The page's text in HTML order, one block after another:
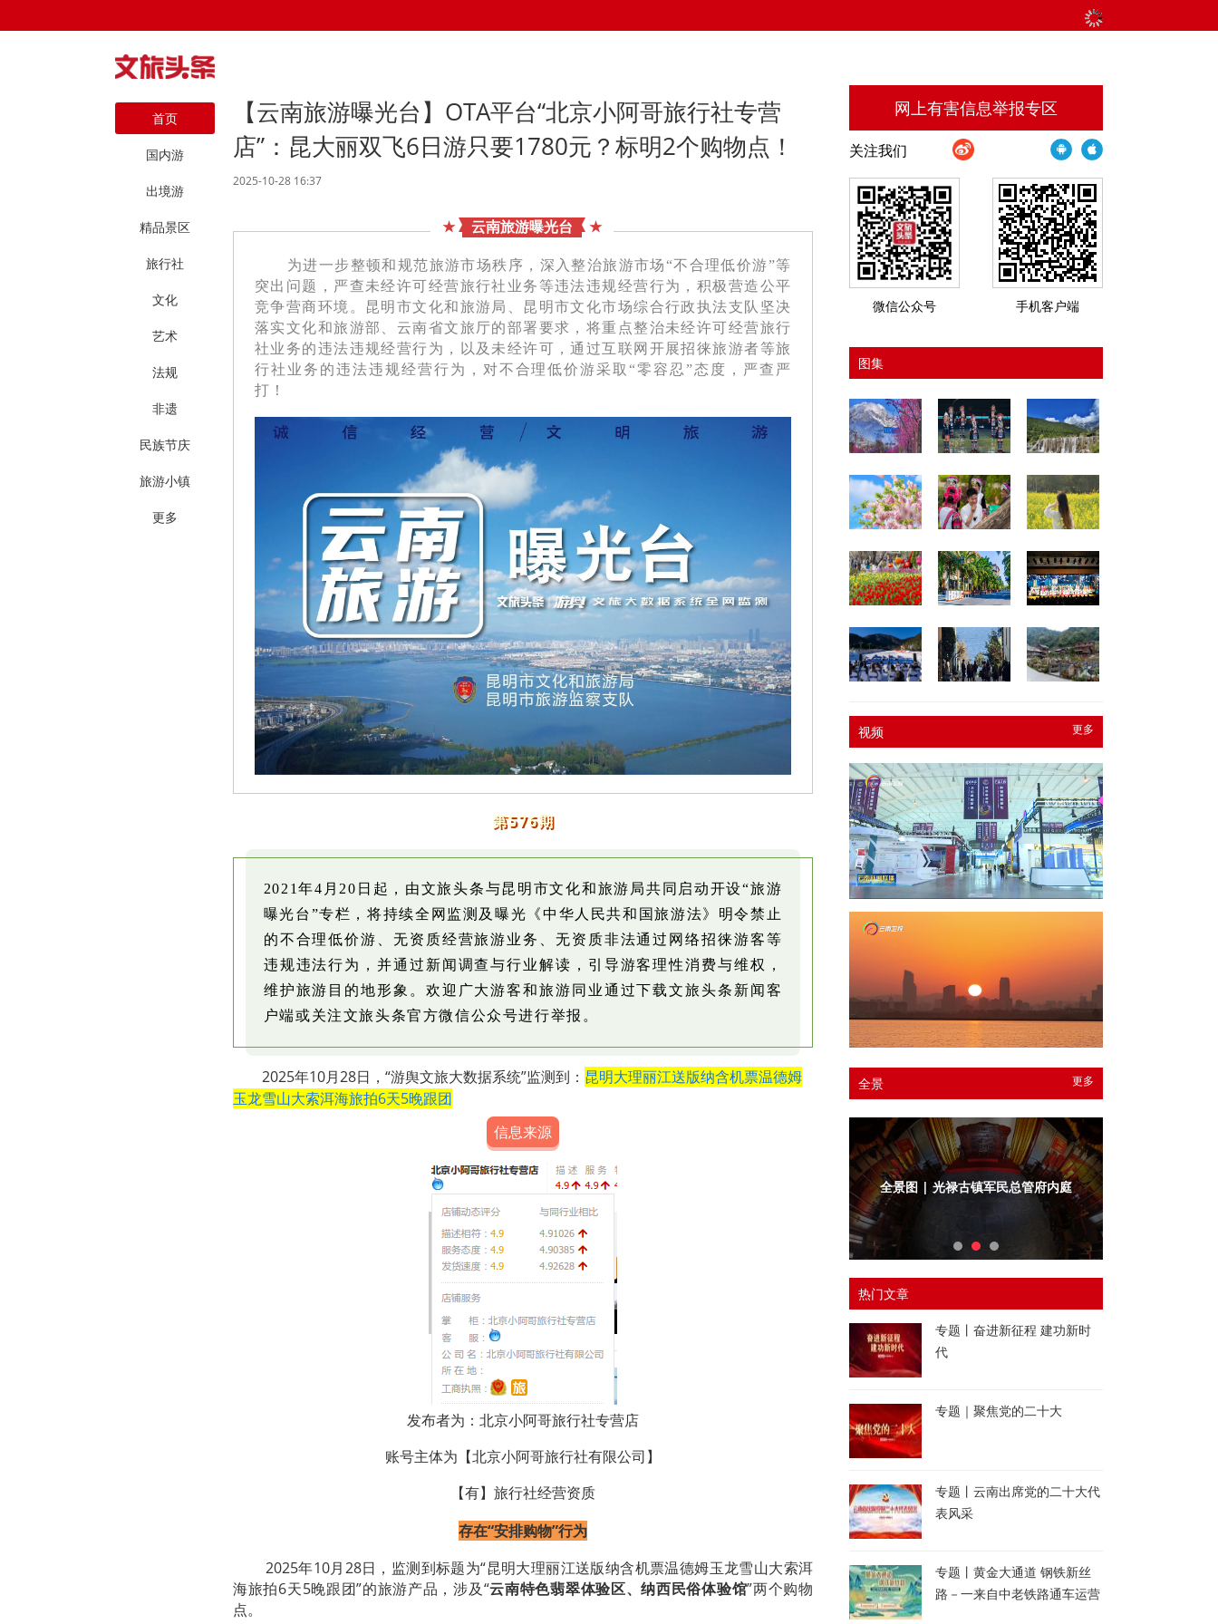
首页
国内游
出境游
精品景区
旅行社
文化
艺术
法规
非遗
民族节庆
旅游小镇
更多
【云南旅游曝光台】OTA平台“北京小阿哥旅行社专营
店”：昆大丽双飞6日游只要1780元？标明2个购物点！
2025-10-28 16:37
★ 云南旅游曝光台 ★
为进一步整顿和规范旅游市场秩序，深入整治旅游市场“不合理低价游”等
突出问题，严查未经许可经营旅行社业务等违法违规经营行为，积极营造公平
竞争营商环境。昆明市文化和旅游局、昆明市文化市场综合行政执法支队坚决
落实文化和旅游部、云南省文旅厅的部署要求，将重点整治未经许可经营旅行
社业务的违法违规经营行为，以及未经许可，通过互联网开展招徕旅游者等旅
行社业务的违法违规经营行为，对不合理低价游采取“零容忍”态度，严查严
打！
第576期
2021年4月20日起，由文旅头条与昆明市文化和旅游局共同启动开设“旅游
曝光台”专栏，将持续全网监测及曝光《中华人民共和国旅游法》明令禁止
的不合理低价游、无资质经营旅游业务、无资质非法通过网络招徕游客等
违规违法行为，并通过新闻调查与行业解读，引导游客理性消费与维权，
维护旅游目的地形象。欢迎广大游客和旅游同业通过下载文旅头条新闻客
户端或关注文旅头条官方微信公众号进行举报。
2025年10月28日，“游舆文旅大数据系统”监测到： 昆明大理丽江送版纳含机票温德姆
玉龙雪山大索洱海旅拍6天5晚跟团
信息来源
发布者为： 北京小阿哥旅行社专营店
账号主体为【北京小阿哥旅行社有限公司】
【有】旅行社经营资质
存在“安排购物”行为
2025年10月28日，监测到标题为“昆明大理丽江送版纳含机票温德姆玉龙雪山大索洱
海旅拍6天5晚跟团”的旅游产品，涉及“云南特色翡翠体验区、纳西民俗体验馆”两个购物
点。
网上有害信息举报专区
关注我们
微信公众号 手机客户端
图集
更多
视频
更多
全景
全景图 | 光禄古镇军民总管府内庭
热门文章
专题丨奋进新征程 建功新时
代
专题｜聚焦党的二十大
专题丨云南出席党的二十大代
表风采
专题丨黄金大通道 钢铁新丝
路－一来自中老铁路通车运营